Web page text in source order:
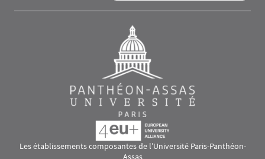
Les établissements composantes de l’Université Paris-Panthéon-
Assas